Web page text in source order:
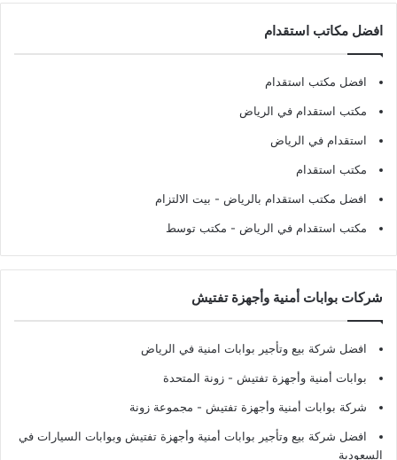
افضل مكاتب استقدام
افضل مكتب استقدام
مكتب استقدام في الرياض
استقدام في الرياض
مكتب استقدام
افضل مكتب استقدام بالرياض - بيت الالتزام
مكتب استقدام في الرياض - مكتب توسط
شركات بوابات أمنية وأجهزة تفتيش
افضل شركة بيع وتأجير بوابات امنية في الرياض
بوابات أمنية وأجهزة تفتيش - زونة المتحدة
شركة بوابات أمنية وأجهزة تفتيش - مجموعة زونة
افضل شركة بيع وتأجير بوابات أمنية وأجهزة تفتيش وبوابات السيارات في
السعودية